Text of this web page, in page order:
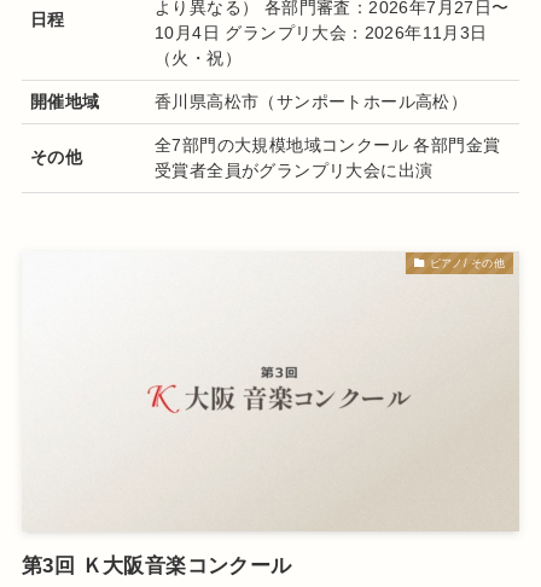
日程
より異なる） 各部門審査：2026年7月27日〜
10月4日 グランプリ大会：2026年11月3日
（火・祝）
開催地域 香川県高松市（サンポートホール高松）
その他
全7部門の大規模地域コンクール 各部門金賞
受賞者全員がグランプリ大会に出演
ピアノ/ その他
第3回 Ｋ大阪音楽コンクール